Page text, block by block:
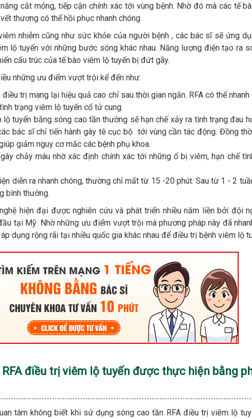
cắt mỏng, tiếp cận chính xác tới vùng bệnh. Nhờ đó mà các tế
thương có thể hồi phục nhanh chóng.
nhiễm cũng như sức khỏe của người bệnh , các bác sĩ sẽ ứng
lộ tuyến với những bước sóng khác nhau. Năng lượng điện tạo ra
cấu trúc của tế bào viêm lộ tuyến bị đứt gãy.
những ưu điểm vượt trội kể đến như:
trị mang lại hiệu quả cao chỉ sau thời gian ngắn. RFA có thể
trạng viêm lộ tuyến cổ tử cung.
tuyến bằng sóng cao tần thường sẽ hạn chế xảy ra tình trạng đau
bác sĩ chỉ tiến hành gây tê cục bộ tới vùng cần tác động. Đồng
giảm nguy cơ mắc các bệnh phụ khoa.
chảy máu nhờ xác định chính xác tới những ổ bị viêm, hạn chế
diễn ra nhanh chóng, thường chỉ mất từ 15 -20 phút. Sau từ 1 - 2
bình thường.
hiện đại được nghiên cứu và phát triển nhiều năm liền bởi đội
tại Mỹ. Nhờ những ưu điểm vượt trội mà phương pháp này đã
dụng rộng rãi tại nhiều quốc gia khác nhau để điều trị bệnh viêm lộ
điều trị viêm lộ tuyến được thực hiện bằng
tâm không biết khi sử dụng sóng cao tần RFA điều trị viêm lộ